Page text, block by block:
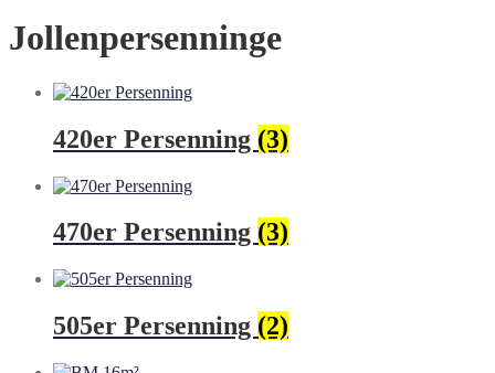
Jollenpersenninge
420er Persenning (3)
470er Persenning (3)
505er Persenning (2)